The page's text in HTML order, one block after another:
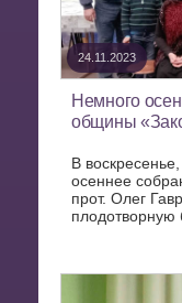
24.11.2023
Немного
общины
В
осеннее
прот. Олег
плодотворную